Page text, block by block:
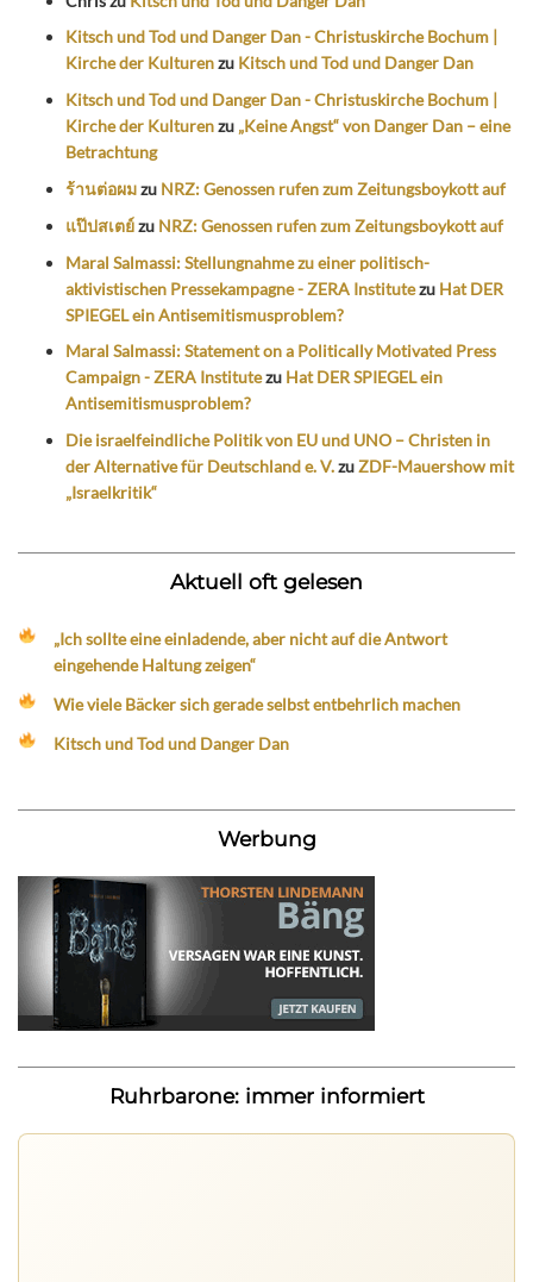
Kitsch und Tod und Danger Dan - Christuskirche Bochum |
Kirche der Kulturenzu Kitsch und Tod und Danger Dan
Kitsch und Tod und Danger Dan - Christuskirche Bochum |
Kirche der Kulturenzu „Keine Angst“ von Danger Dan – eine
Betrachtung
ร้านต่อผมzu NRZ: Genossen rufen zum Zeitungsboykott auf
แป๊ปสเตย์zu NRZ: Genossen rufen zum Zeitungsboykott auf
Maral Salmassi: Stellungnahme zu einer politisch-
aktivistischen Pressekampagne - ZERA Institutezu Hat DER
SPIEGEL ein Antisemitismusproblem?
Maral Salmassi: Statement on a Politically Motivated Press
Campaign - ZERA Institutezu Hat DER SPIEGEL ein
Antisemitismusproblem?
Die israelfeindliche Politik von EU und UNO – Christen in
der Alternative für Deutschland e. V.zuZDF-Mauershow mit
„Israelkritik“
Aktuell oft gelesen
„Ich sollte eine einladende, aber nicht auf die Antwort
eingehende Haltung zeigen“
Wie viele Bäcker sich gerade selbst entbehrlich machen
Kitsch und Tod und Danger Dan
Werbung
Ruhrbarone: immer informiert